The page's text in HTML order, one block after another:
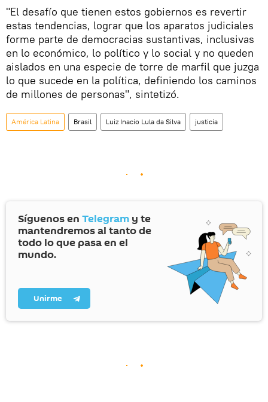
"El desafío que tienen estos gobiernos es revertir
estas tendencias, lograr que los aparatos judiciales
forme parte de democracias sustantivas, inclusivas
en lo económico, lo político y lo social y no queden
aislados en una especie de torre de marfil que juzga
lo que sucede en la política, definiendo los caminos
de millones de personas", sintetizó.
América Latina Brasil Luiz Inacio Lula da Silva justicia
Síguenos en Telegram y te
mantendremos al tanto de
todo lo que pasa en el
mundo.
Unirme